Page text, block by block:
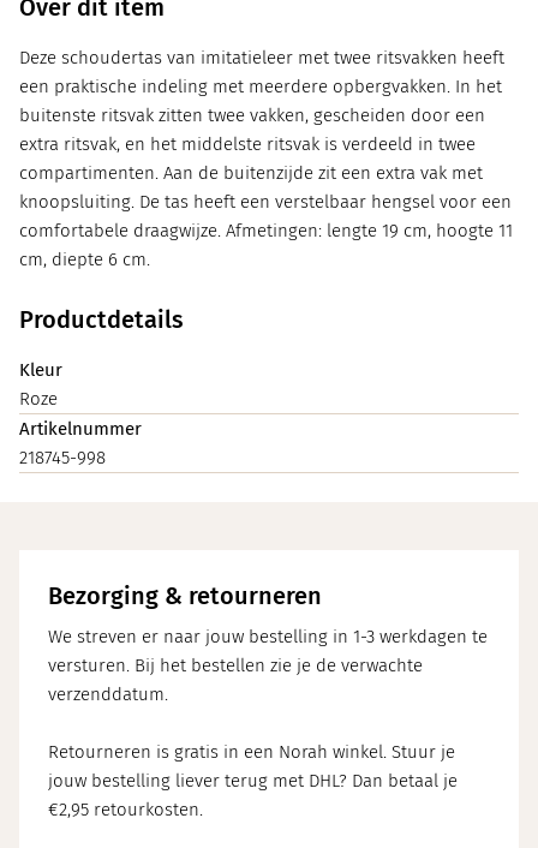
Over dit item
Deze schoudertas van imitatieleer met twee ritsvakken heeft
een praktische indeling met meerdere opbergvakken. In het
buitenste ritsvak zitten twee vakken, gescheiden door een
extra ritsvak, en het middelste ritsvak is verdeeld in twee
compartimenten. Aan de buitenzijde zit een extra vak met
knoopsluiting. De tas heeft een verstelbaar hengsel voor een
comfortabele draagwijze. Afmetingen: lengte 19 cm, hoogte 11
cm, diepte 6 cm.
Productdetails
Kleur
Roze
Artikelnummer
218745-998
Bezorging & retourneren
We streven er naar jouw bestelling in 1-3 werkdagen te
versturen. Bij het bestellen zie je de verwachte
verzenddatum.
Retourneren is gratis in een Norah winkel. Stuur je
jouw bestelling liever terug met DHL? Dan betaal je
€2,95 retourkosten.